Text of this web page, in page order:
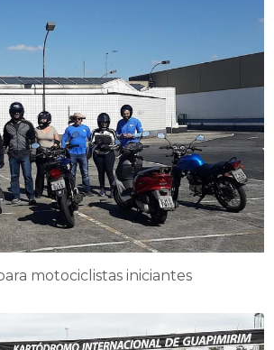
motociclistas iniciantes